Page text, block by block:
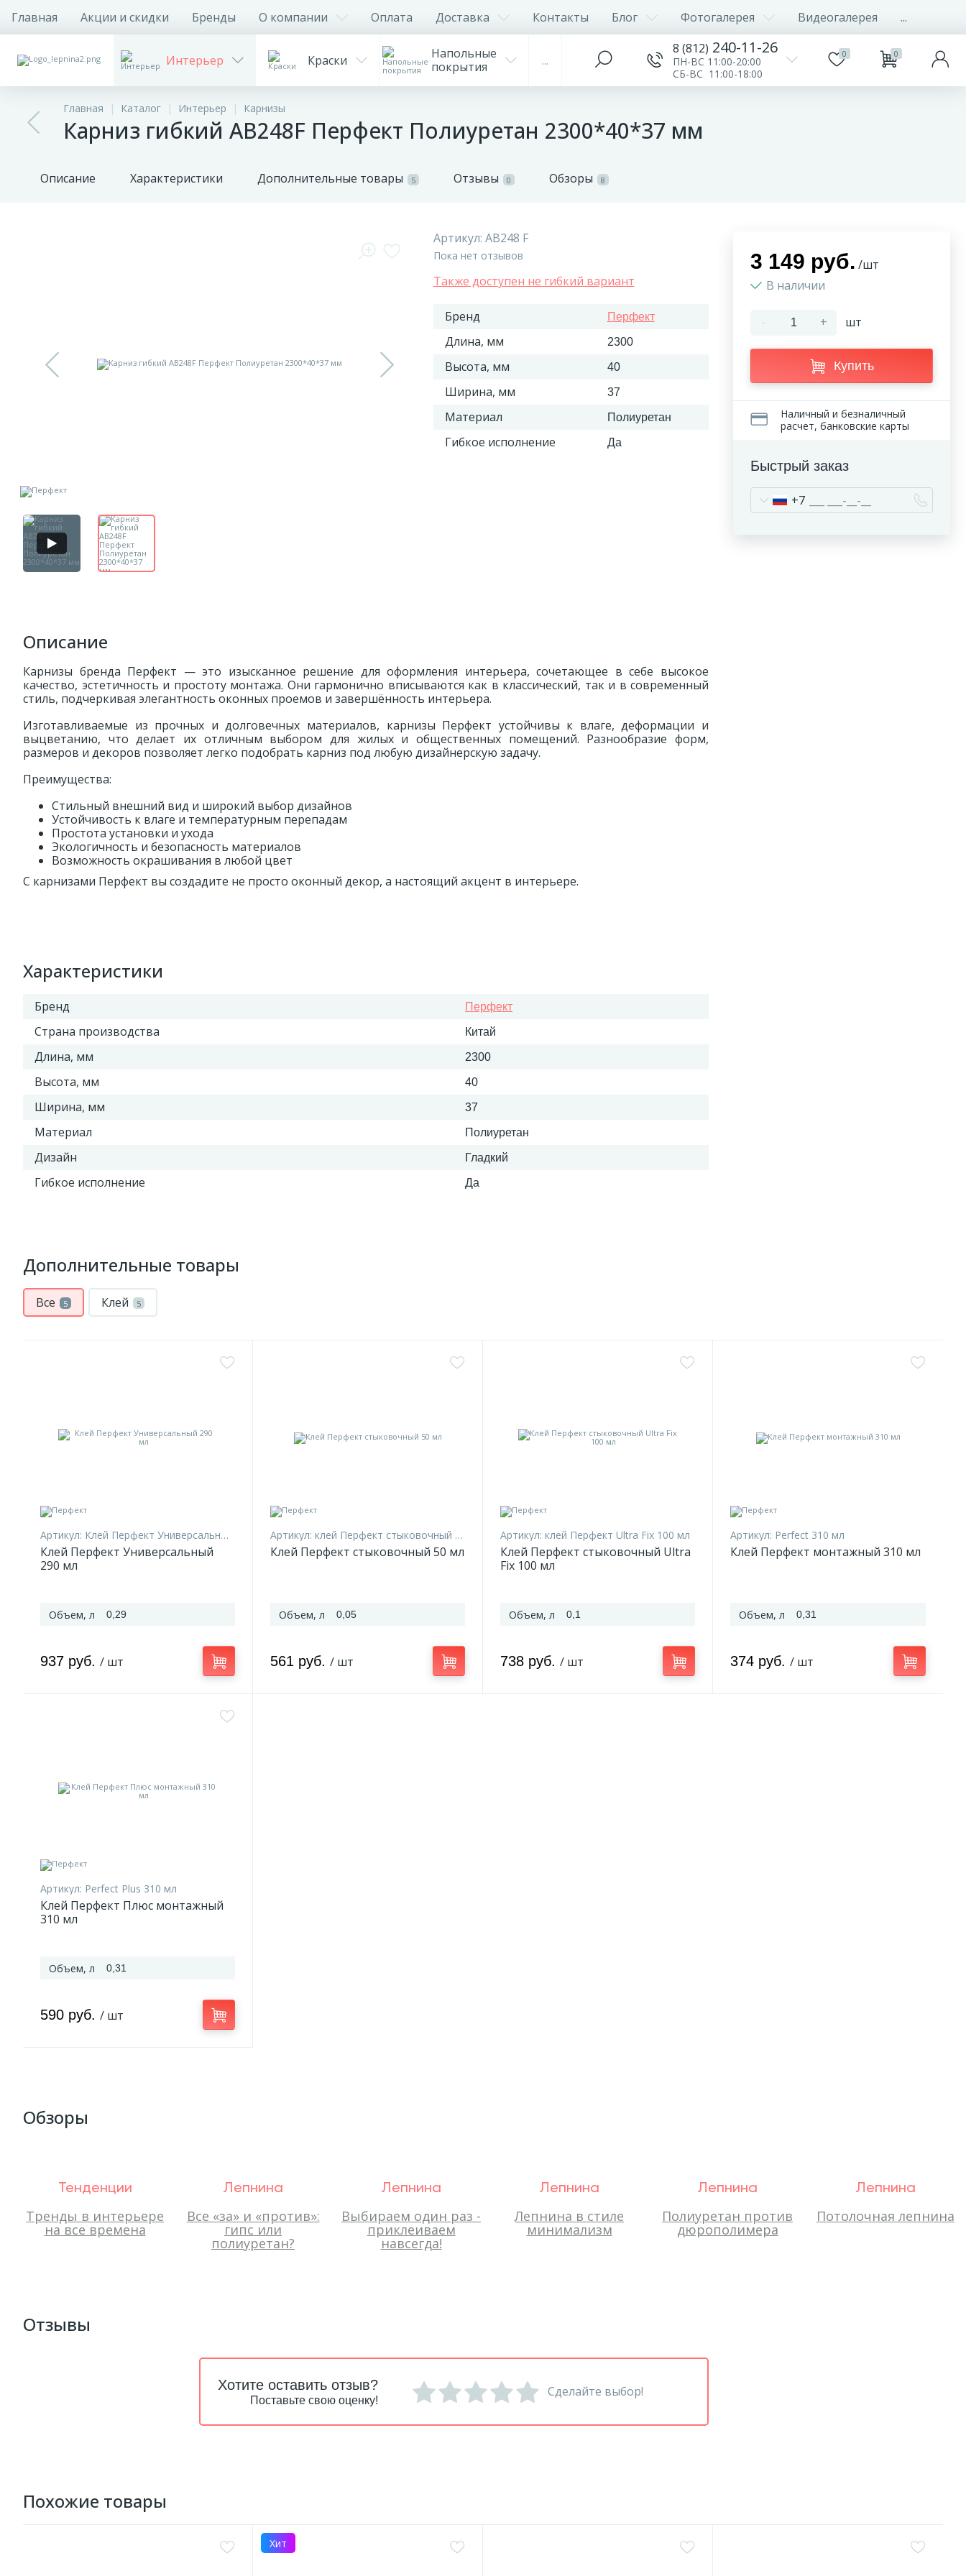
Главная Акции и скидки Бренды О компании Оплата Доставка Контакты Блог Фотогалерея Видеогалерея ...
Интерьер Краски
Напольные
покрытия
...
8 (812) 240-11-26
ПН-ВС 11:00-20:00
СБ-ВС 11:00-18:00
0 0
Главная Каталог Интерьер Карнизы
Карниз гибкий AB248F Перфект Полиуретан 2300*40*37 мм
Описание Характеристики Дополнительные товары 5 Отзывы 0 Обзоры 8
Артикул: AB248 F
Пока нет отзывов
Также доступен не гибкий вариант
Бренд Перфект
Длина, мм 2300
Высота, мм 40
Ширина, мм 37
Материал Полиуретан
Гибкое исполнение Да
Описание
Карнизы бренда Перфект — это изысканное решение для оформления интерьера, сочетающее в себе высокое
качество, эстетичность и простоту монтажа. Они гармонично вписываются как в классический, так и в современный
стиль, подчеркивая элегантность оконных проемов и завершённость интерьера.
Изготавливаемые из прочных и долговечных материалов, карнизы Перфект устойчивы к влаге, деформации и
выцветанию, что делает их отличным выбором для жилых и общественных помещений. Разнообразие форм,
размеров и декоров позволяет легко подобрать карниз под любую дизайнерскую задачу.
Преимущества:
Стильный внешний вид и широкий выбор дизайнов
Устойчивость к влаге и температурным перепадам
Простота установки и ухода
Экологичность и безопасность материалов
Возможность окрашивания в любой цвет
С карнизами Перфект вы создадите не просто оконный декор, а настоящий акцент в интерьере.
Характеристики
Бренд Перфект
Страна производства Китай
Длина, мм 2300
Высота, мм 40
Ширина, мм 37
Материал Полиуретан
Дизайн Гладкий
Гибкое исполнение Да
3 149 руб. /шт
В наличии
- + шт
Купить
Наличный и безналичный
расчет, банковские карты
Быстрый заказ
+7
Дополнительные товары
Все 5 Клей 5
Артикул: Клей Перфект Универсальный 290 мл
Клей Перфект Универсальный
290 мл
Объем, л 0,29
937 руб. / шт
Артикул: клей Перфект стыковочный 50 мл
Клей Перфект стыковочный 50 мл
Объем, л 0,05
561 руб. / шт
Артикул: клей Перфект Ultra Fix 100 мл
Клей Перфект стыковочный Ultra
Fix 100 мл
Объем, л 0,1
738 руб. / шт
Артикул: Perfect 310 мл
Клей Перфект монтажный 310 мл
Объем, л 0,31
374 руб. / шт
Артикул: Perfect Plus 310 мл
Клей Перфект Плюс монтажный
310 мл
Объем, л 0,31
590 руб. / шт
Обзоры
Тенденции
Тренды в интерьере
на все времена
Лепнина
Все «за» и «против»:
гипс или
полиуретан?
Лепнина
Выбираем один раз -
приклеиваем
навсегда!
Лепнина
Лепнина в стиле
минимализм
Лепнина
Полиуретан против
дюрополимера
Лепнина
Потолочная лепнина
Отзывы
Хотите оставить отзыв?
Поставьте свою оценку!
Сделайте выбор!
Похожие товары
Хит